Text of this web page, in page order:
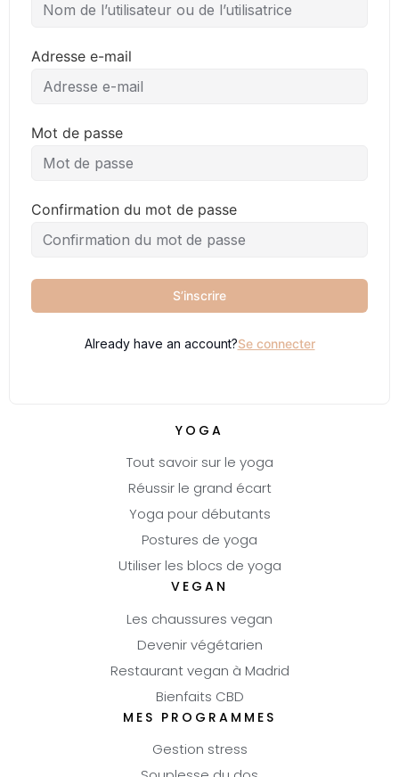
Adresse e-mail
Mot de passe
Confirmation du mot de passe
S’inscrire
Already have an account?Se connecter
YOGA
Tout savoir sur le yoga
Réussir le grand écart
Yoga pour débutants
Postures de yoga
Utiliser les blocs de yoga
VEGAN
Les chaussures vegan
Devenir végétarien
Restaurant vegan à Madrid
Bienfaits CBD
MES PROGRAMMES
Gestion stress